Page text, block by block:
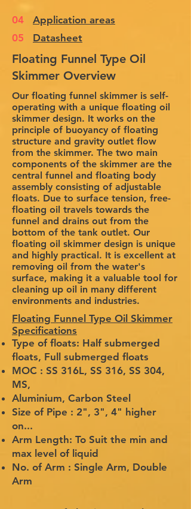
04
Application areas
05
Datasheet
Floating Funnel Type Oil
Skimmer Overview
Our floating funnel skimmer is self-
operating with a unique floating oil
skimmer design. It works on the
principle of buoyancy of floating
structure and gravity outlet flow
from the skimmer. The two main
components of the skimmer are the
central funnel and floating body
assembly consisting of adjustable
floats. Due to surface tension, free-
floating oil travels towards the
funnel and drains out from the
bottom of the tank outlet. Our
floating oil skimmer design is unique
and highly practical. It is excellent at
removing oil from the water's
surface, making it a valuable tool for
cleaning up oil in many different
environments and industries.
Floating Funnel Type Oil Skimmer
Specifications
Type of floats: Half submerged
floats, Full submerged floats
MOC : SS 316L, SS 316, SS 304,
MS,
Aluminium, Carbon Steel
Size of Pipe : 2", 3", 4" higher
on...
Arm Length: To Suit the min and
max level of liquid
No. of Arm : Single Arm, Double
Arm